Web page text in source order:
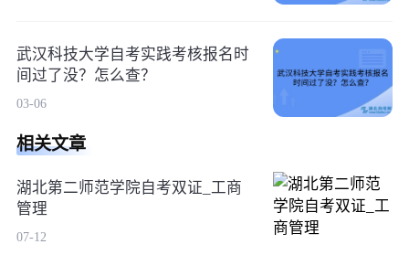
武汉科技大学自考实践考核报名时
间过了没？怎么查？
03-06
相关文章
湖北第二师范学院自考双证_工商
管理
07-12